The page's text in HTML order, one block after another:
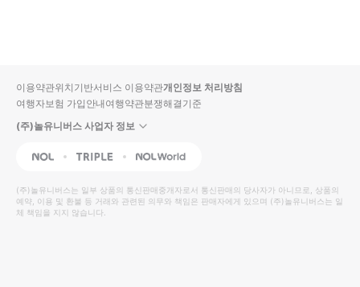
입니
다.
높
은
순
동
영
상
순
상
이용약관위치기반서비스 이용약관개인정보 처리방침
여행자보험 가입안내여행약관분쟁해결기준
(주)놀유니버스 사업자 정보
NOL Triple Interpark Global
(주)놀유니버스는 일부 상품의 통신판매중개자로서 통신판매의 당사자가 아니므로, 상품의
예약, 이용 및 환불 등 거래와 관련된 의무와 책임은 판매자에게 있으며 (주)놀유니버스는 일
체 책임을 지지 않습니다.